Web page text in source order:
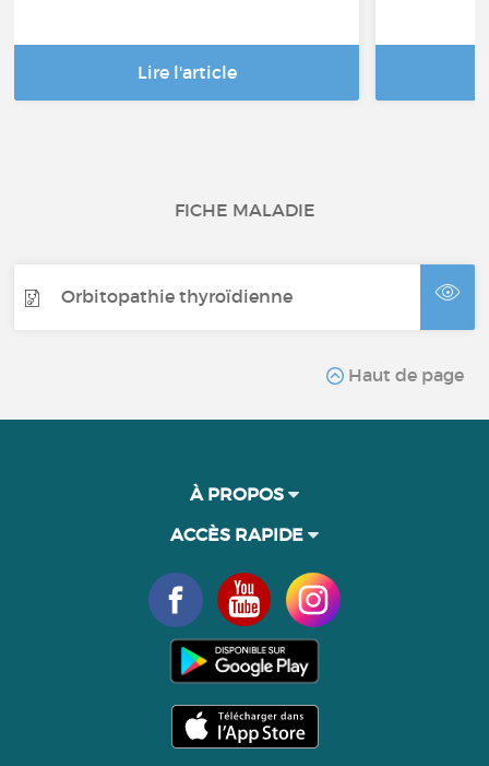
Lire l'article
FICHE MALADIE
Orbitopathie thyroïdienne
Haut de page
À PROPOS
ACCÈS RAPIDE